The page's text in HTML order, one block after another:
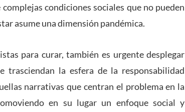
condiciones sociales que no pueden
asume una dimensión pandémica.
para curar, también es urgente desplegar
trasciendan la esfera de la responsabilidad
narrativas que centran el problema en la
en su lugar un enfoque social y